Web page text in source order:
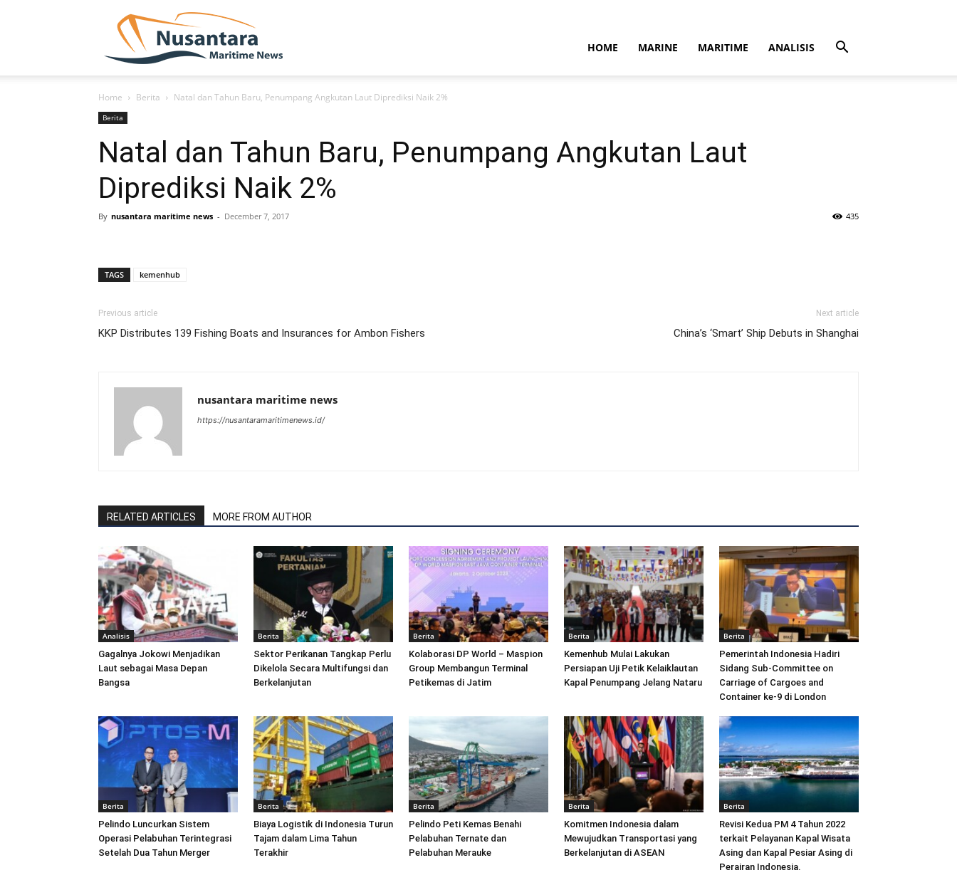
HOME MARINE MARITIME ANALISIS
Home Berita Natal dan Tahun Baru, Penumpang Angkutan Laut Diprediksi Naik 2%
Berita
Natal dan Tahun Baru, Penumpang Angkutan Laut
Diprediksi Naik 2%
By nusantara maritime news - December 7, 2017 435
TAGS kemenhub
Previous article
KKP Distributes 139 Fishing Boats and Insurances for Ambon Fishers
Next article
China’s ‘Smart’ Ship Debuts in Shanghai
nusantara maritime news
https://nusantaramaritimenews.id/
RELATED ARTICLES MORE FROM AUTHOR
Analisis
Gagalnya Jokowi Menjadikan
Laut sebagai Masa Depan
Bangsa
Berita
Sektor Perikanan Tangkap Perlu
Dikelola Secara Multifungsi dan
Berkelanjutan
Berita
Kolaborasi DP World – Maspion
Group Membangun Terminal
Petikemas di Jatim
Berita
Kemenhub Mulai Lakukan
Persiapan Uji Petik Kelaiklautan
Kapal Penumpang Jelang Nataru
Berita
Pemerintah Indonesia Hadiri
Sidang Sub-Committee on
Carriage of Cargoes and
Container ke-9 di London
Berita
Pelindo Luncurkan Sistem
Operasi Pelabuhan Terintegrasi
Setelah Dua Tahun Merger
Berita
Biaya Logistik di Indonesia Turun
Tajam dalam Lima Tahun
Terakhir
Berita
Pelindo Peti Kemas Benahi
Pelabuhan Ternate dan
Pelabuhan Merauke
Berita
Komitmen Indonesia dalam
Mewujudkan Transportasi yang
Berkelanjutan di ASEAN
Berita
Revisi Kedua PM 4 Tahun 2022
terkait Pelayanan Kapal Wisata
Asing dan Kapal Pesiar Asing di
Perairan Indonesia.